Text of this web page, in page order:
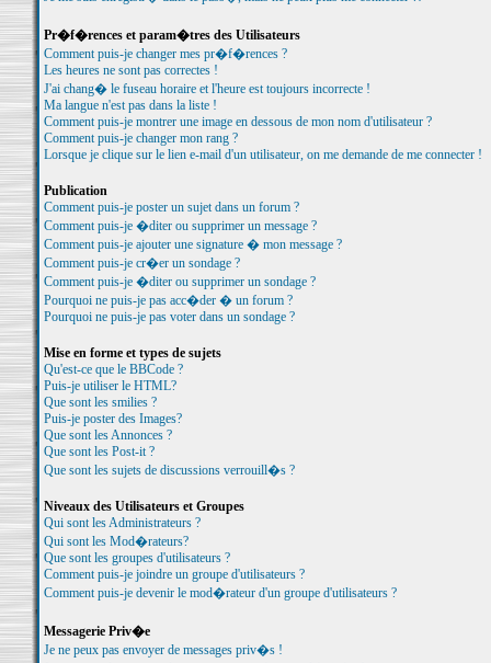
Pr�f�rences et param�tres des Utilisateurs
Comment puis-je changer mes pr�f�rences ?
Les heures ne sont pas correctes !
J'ai chang� le fuseau horaire et l'heure est toujours incorrecte !
Ma langue n'est pas dans la liste !
Comment puis-je montrer une image en dessous de mon nom d'utilisateur ?
Comment puis-je changer mon rang ?
Lorsque je clique sur le lien e-mail d'un utilisateur, on me demande de me connecter !
Publication
Comment puis-je poster un sujet dans un forum ?
Comment puis-je �diter ou supprimer un message ?
Comment puis-je ajouter une signature � mon message ?
Comment puis-je cr�er un sondage ?
Comment puis-je �diter ou supprimer un sondage ?
Pourquoi ne puis-je pas acc�der � un forum ?
Pourquoi ne puis-je pas voter dans un sondage ?
Mise en forme et types de sujets
Qu'est-ce que le BBCode ?
Puis-je utiliser le HTML?
Que sont les smilies ?
Puis-je poster des Images?
Que sont les Annonces ?
Que sont les Post-it ?
Que sont les sujets de discussions verrouill�s ?
Niveaux des Utilisateurs et Groupes
Qui sont les Administrateurs ?
Qui sont les Mod�rateurs?
Que sont les groupes d'utilisateurs ?
Comment puis-je joindre un groupe d'utilisateurs ?
Comment puis-je devenir le mod�rateur d'un groupe d'utilisateurs ?
Messagerie Priv�e
Je ne peux pas envoyer de messages priv�s !